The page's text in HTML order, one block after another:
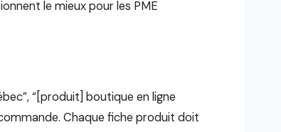
le mieux pour les PME
“[produit] boutique en ligne
Chaque fiche produit doit